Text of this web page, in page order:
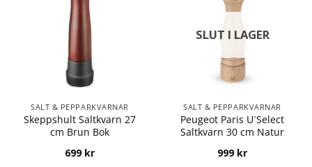
SALT & PEPPARKVARNAR
Skeppshult Saltkvarn 27
cm Brun Bok
699 kr
SLUT I LAGER
SALT & PEPPARKVARNAR
Peugeot Paris U´Select
Saltkvarn 30 cm Natur
999 kr